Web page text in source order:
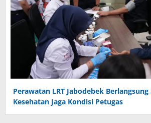
Perawatan LRT Jabodebek
Kesehatan Jaga Kondisi Petugas